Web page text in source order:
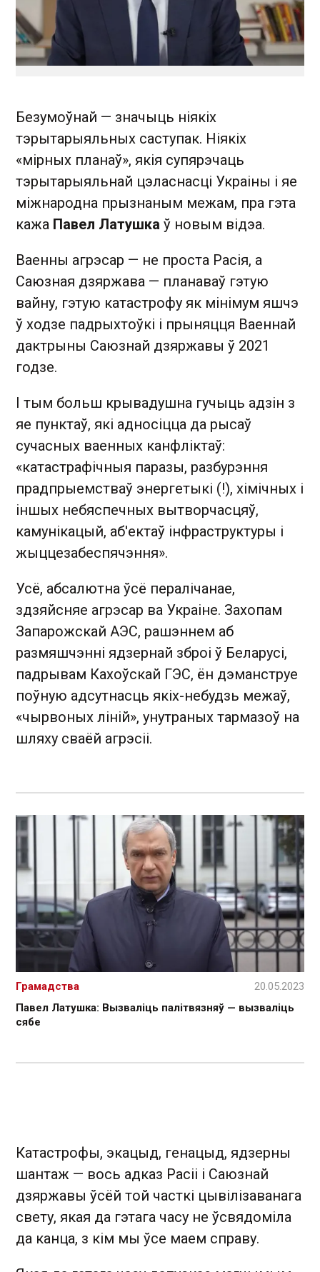
Безумоўнай — значыць ніякіх
тэрытарыяльных саступак. Ніякіх
«мірных планаў», якія супярэчаць
тэрытарыяльнай цэласнасці Украіны і яе
міжнародна прызнаным межам, пра гэта
кажа Павел Латушка ў новым відэа.
Ваенны агрэсар — не проста Расія, а
Саюзная дзяржава — планаваў гэтую
вайну, гэтую катастрофу як мінімум яшчэ
ў ходзе падрыхтоўкі і прыняцця Ваеннай
дактрыны Саюзнай дзяржавы ў 2021
годзе.
І тым больш крывадушна гучыць адзін з
яе пунктаў, які адносіцца да рысаў
сучасных ваенных канфліктаў:
«катастрафічныя паразы, разбурэння
прадпрыемстваў энергетыкі (!), хімічных і
іншых небяспечных вытворчасцяў,
камунікацый, аб'ектаў інфраструктуры і
жыццезабеспячэння».
Усё, абсалютна ўсё пералічанае,
здзяйсняе агрэсар ва Украіне. Захопам
Запарожскай АЭС, рашэннем аб
размяшчэнні ядзернай зброі ў Беларусі,
падрывам Кахоўскай ГЭС, ён дэманструе
поўную адсутнасць якіх-небудзь межаў,
«чырвоных ліній», унутраных тармазоў на
шляху сваёй агрэсіі.
Павел Латушка: Вызваліць палітвязняў — вызваліць
сябе
Грамадства 20.05.2023
Катастрофы, экацыд, генацыд, ядзерны
шантаж — вось адказ Расіі і Саюзнай
дзяржавы ўсёй той часткі цывілізаванага
свету, якая да гэтага часу не ўсвядоміла
да канца, з кім мы ўсе маем справу.